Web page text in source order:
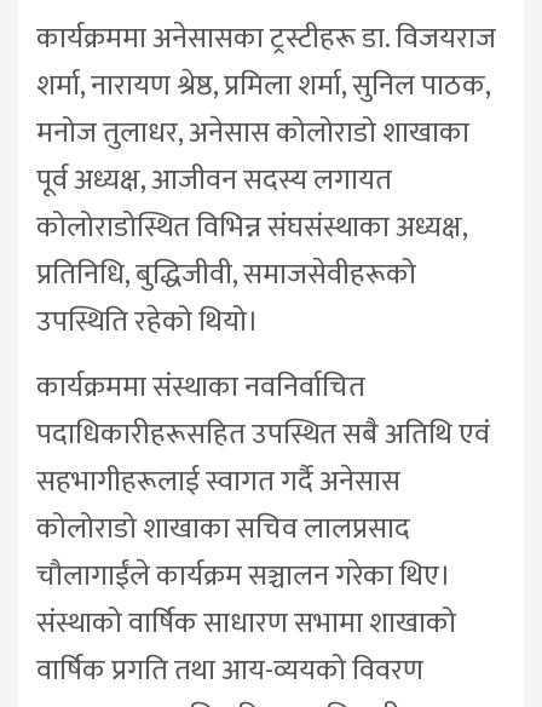
कार्यक्रममा अनेसासका ट्रस्टीहरू डा. विजयराज
शर्मा, नारायण श्रेष्ठ, प्रमिला शर्मा, सुनिल पाठक,
मनोज तुलाधर, अनेसास कोलोराडो शाखाका
पूर्व अध्यक्ष, आजीवन सदस्य लगायत
कोलोराडोस्थित विभिन्न संघसंस्थाका अध्यक्ष,
प्रतिनिधि, बुद्धिजीवी, समाजसेवीहरूको
उपस्थिति रहेको थियो।
कार्यक्रममा संस्थाका नवनिर्वाचित
पदाधिकारीहरूसहित उपस्थित सबै अतिथि एवं
सहभागीहरूलाई स्वागत गर्दै अनेसास
कोलोराडो शाखाका सचिव लालप्रसाद
चौलागाईंले कार्यक्रम सञ्चालन गरेका थिए।
संस्थाको वार्षिक साधारण सभामा शाखाको
वार्षिक प्रगति तथा आय-व्ययको विवरण